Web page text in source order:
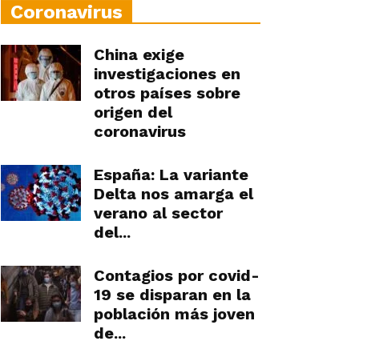
Coronavirus
China exige
investigaciones en
otros países sobre
origen del
coronavirus
España: La variante
Delta nos amarga el
verano al sector
del...
Contagios por covid-
19 se disparan en la
población más joven
de...